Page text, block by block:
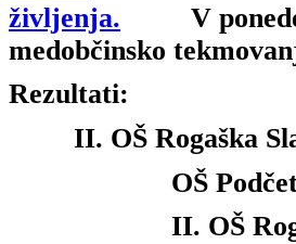
V
medobčinsko
Rezultati:
II. OŠ Rogaška
OŠ
II. OŠ